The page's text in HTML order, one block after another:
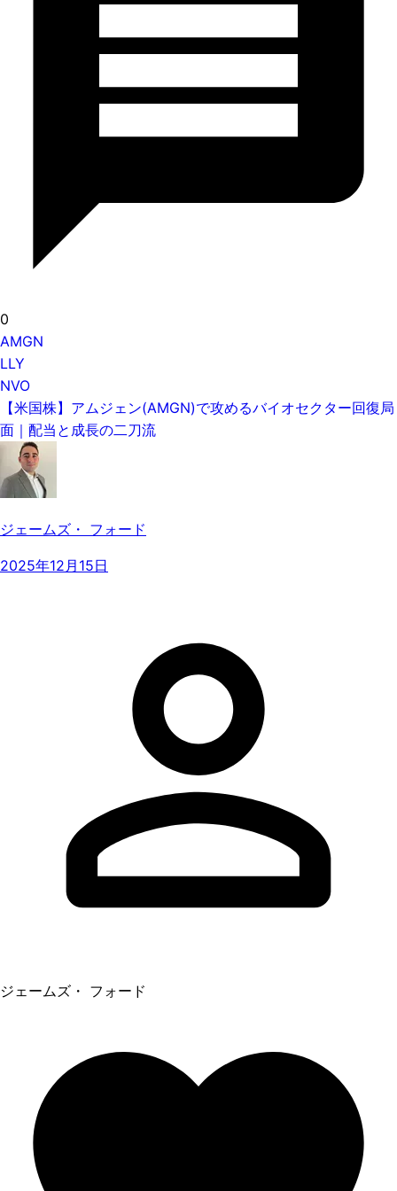
0
AMGN
LLY
NVO
【米国株】アムジェン(AMGN)で攻めるバイオセクター回復局
面｜配当と成長の二刀流
ジェームズ・ フォード
2025年12月15日
ジェームズ・ フォード